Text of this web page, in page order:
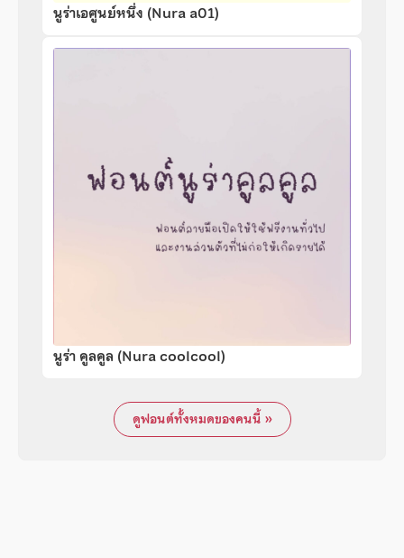
นูร่าเอศูนย์หนึ่ง (Nura a01)
นูร่า คูลคูล (Nura coolcool)
ดูฟอนต์ทั้งหมดของคนนี้ »